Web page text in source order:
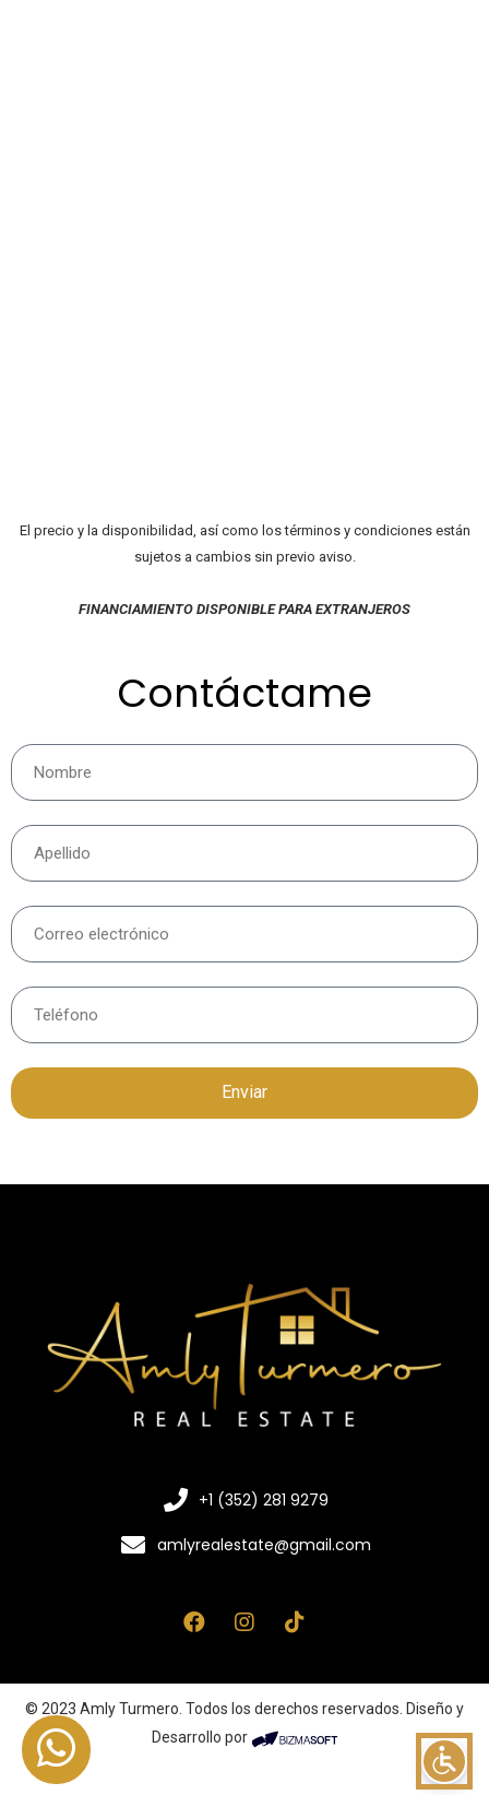
El precio y la disponibilidad, así como los términos y condiciones están
sujetos a cambios sin previo aviso.
FINANCIAMIENTO DISPONIBLE PARA EXTRANJEROS
Contáctame
Enviar
+1 (352) 281 9279
amlyrealestate@gmail.com
© 2023 Amly Turmero. Todos los derechos reservados. Diseño y
Desarrollo por